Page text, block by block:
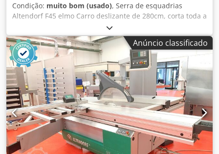
Condição: muito bom (usado), Serra de esquadrias
Altendorf F45 elmo Carro deslizante de 280cm, corta toda a
chapa Duplex para ângulos incluído Inclinação e ajuste de
altura da lâmina regulados eletricamente Régua guia à
direita motorizada até 1340mm Dedpsyq E Iyofx Apyokr
Incisor de 2 eixos com ajuste elétrico Motor de 5,5kW 4
velocidades de corte ajustáveis por correia Diâmetro
máximo de serra 350mm Máquina usada em ótimo estado
Anúncio classificado